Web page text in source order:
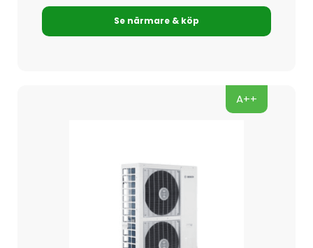
Se närmare & köp
A++